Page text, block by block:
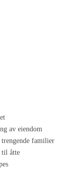
av eiendom
familier
åtte